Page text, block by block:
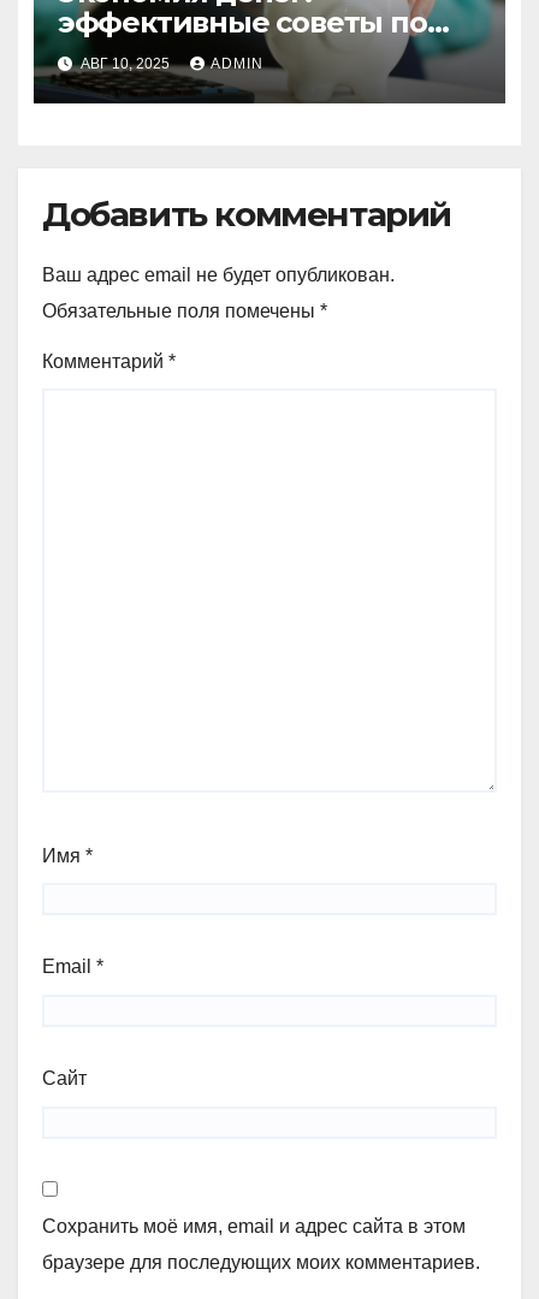
эффективные советы по
сокращению личных
расходов
АВГ 10, 2025 ADMIN
Добавить комментарий
Ваш адрес email не будет опубликован.
Обязательные поля помечены *
Комментарий *
Имя *
Email *
Сайт
Сохранить моё имя, email и адрес сайта в этом
браузере для последующих моих комментариев.